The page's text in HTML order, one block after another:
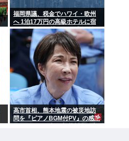
福岡県議、税金でハワイ・欧州
へ 1泊17万円の高級ホテルに宿
泊 日本全国で横行する「海外視
察」という名の公費豪遊
高市首相、熊本地震の被災地訪
問を『ピアノBGM付PV』の感動